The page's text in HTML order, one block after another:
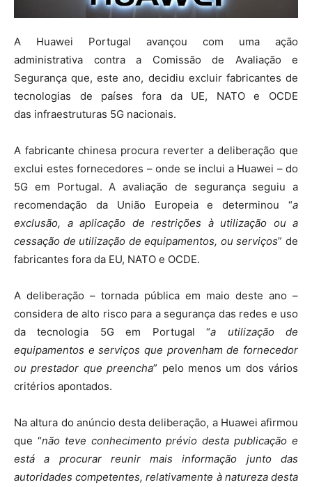
A Huawei Portugal avançou com uma ação
administrativa contra a Comissão de Avaliação e
Segurança que, este ano, decidiu excluir fabricantes de
tecnologias de países fora da UE, NATO e OCDE
das infraestruturas 5G nacionais.
A fabricante chinesa procura reverter a deliberação que
exclui estes fornecedores – onde se inclui a Huawei – do
5G em Portugal. A avaliação de segurança seguiu a
recomendação da União Europeia e determinou “a
exclusão, a aplicação de restrições à utilização ou a
cessação de utilização de equipamentos, ou serviços” de
fabricantes fora da EU, NATO e OCDE.
A deliberação – tornada pública em maio deste ano –
considera de alto risco para a segurança das redes e uso
da tecnologia 5G em Portugal “a utilização de
equipamentos e serviços que provenham de fornecedor
ou prestador que preencha” pelo menos um dos vários
critérios apontados.
Na altura do anúncio desta deliberação, a Huawei afirmou
que “não teve conhecimento prévio desta publicação e
está a procurar reunir mais informação junto das
autoridades competentes, relativamente à natureza desta